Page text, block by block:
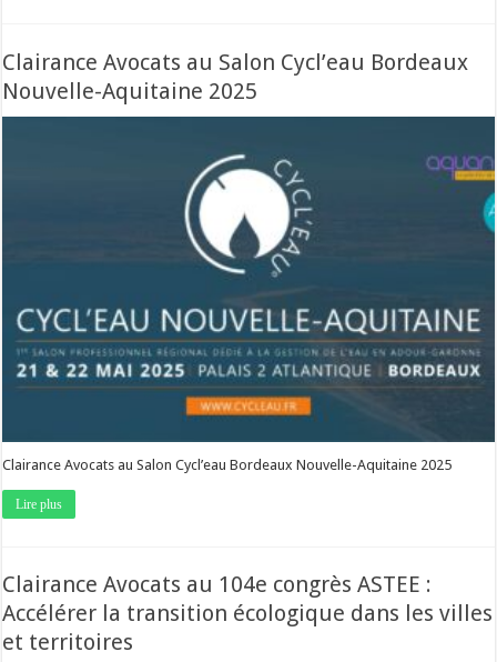
Clairance Avocats au Salon Cycl’eau Bordeaux
Nouvelle-Aquitaine 2025
Clairance Avocats au Salon Cycl’eau Bordeaux Nouvelle-Aquitaine 2025
Lire plus
Clairance Avocats au 104e congrès ASTEE :
Accélérer la transition écologique dans les villes
et territoires